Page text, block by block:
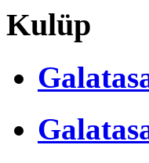
Kulüp